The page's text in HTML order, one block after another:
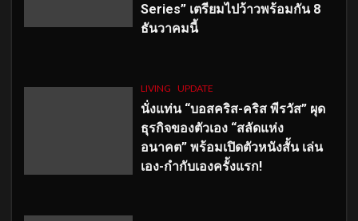
Series” เตรียมไปว้าวพร้อมกัน 8
ธันวาคมนี้
LIVING UPDATE
นั่งแท่น “บอสคริส-คริส พีรวัส” ผุด
ธุรกิจของตัวเอง “สลัดแห่ง
อนาคต” พร้อมเปิดตัวหนังสั้น เล่น
เอง-กำกับเองครั้งแรก!